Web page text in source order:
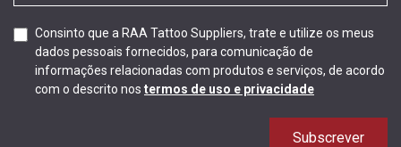
Consinto que a RAA Tattoo Suppliers, trate e utilize os meus
dados pessoais fornecidos, para comunicação de
informações relacionadas com produtos e serviços, de acordo
com o descrito nos termos de uso e privacidade
Subscrever